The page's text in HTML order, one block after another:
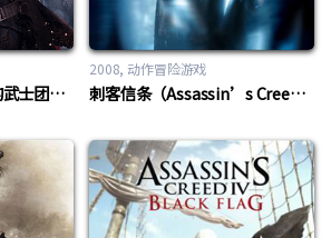
星球大战绝地：陨落的武士团（Star Wars Jedi: Fallen Order）
2008 动作冒险游戏
刺客信条（Assassin’s Creed）